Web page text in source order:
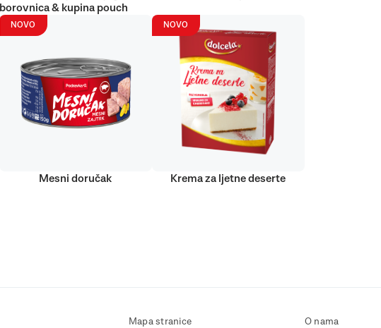
borovnica & kupina pouch
NOVO
Mesni doručak
NOVO
Krema za ljetne deserte
Mapa stranice O nama